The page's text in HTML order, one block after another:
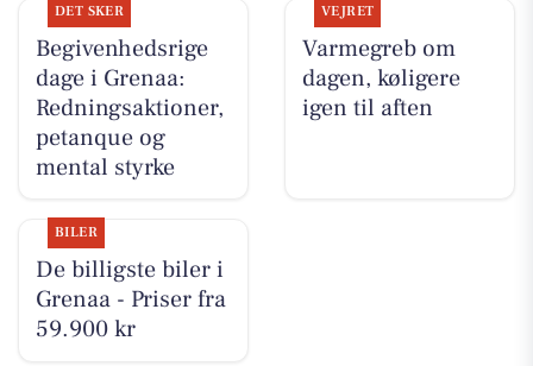
DET SKER
Begivenhedsrige
dage i Grenaa:
Redningsaktioner,
petanque og
mental styrke
VEJRET
Varmegreb om
dagen, køligere
igen til aften
BILER
De billigste biler i
Grenaa - Priser fra
59.900 kr